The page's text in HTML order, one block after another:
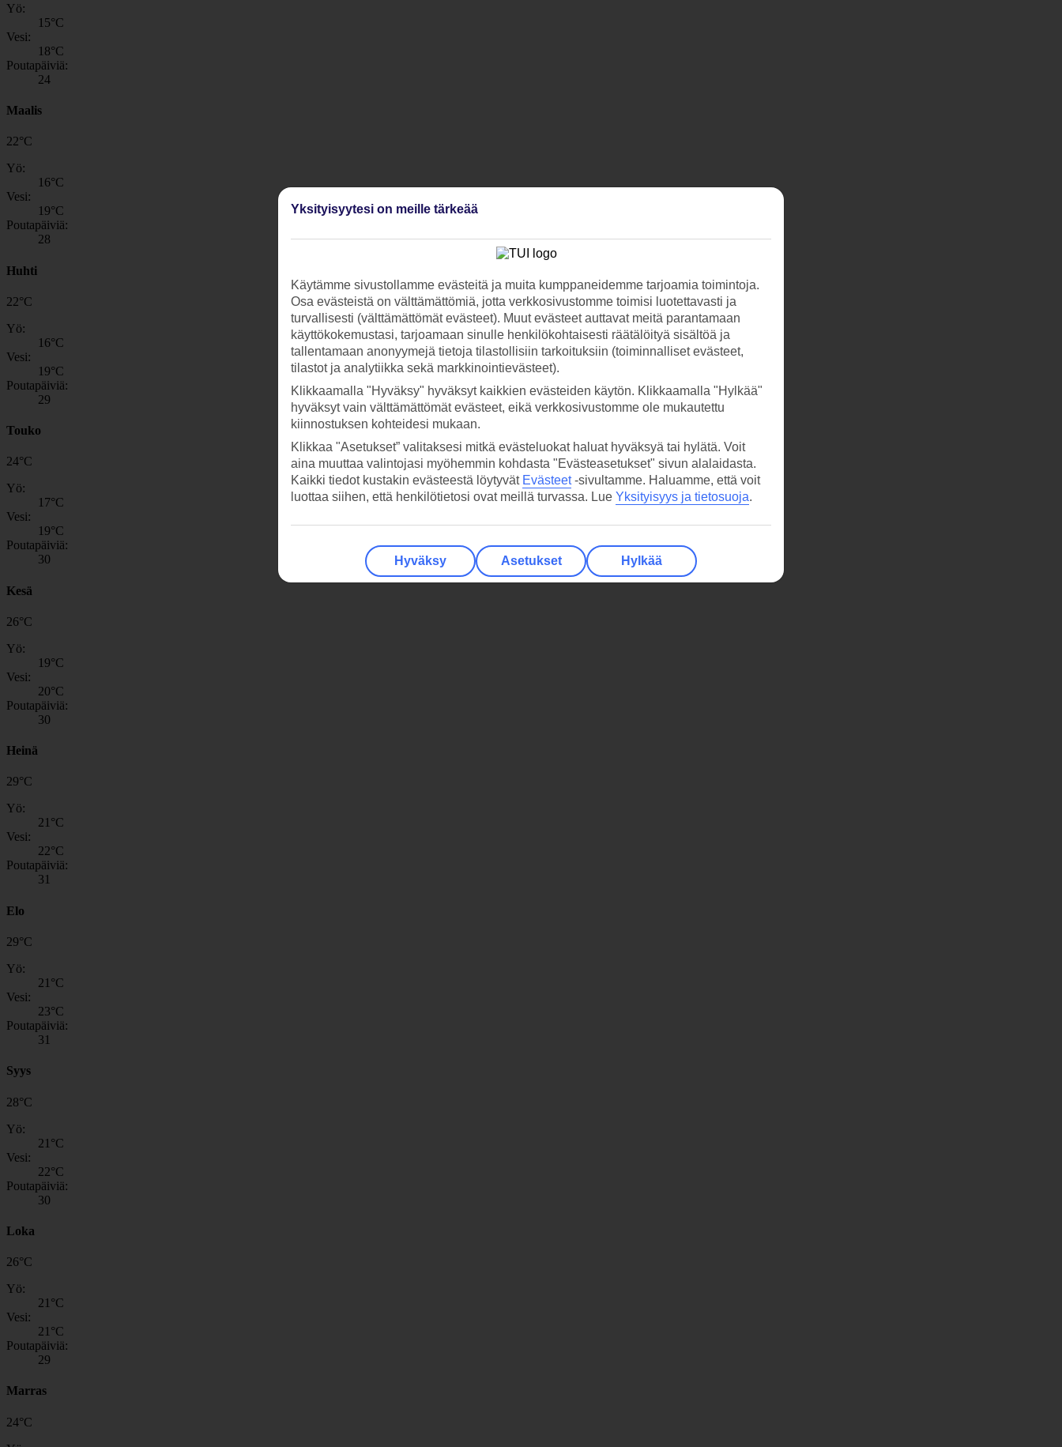
Yö:
15°C
Vesi:
18°C
Poutapäiviä:
24
Maalis
22°C
Yö:
16°C
Vesi:
19°C
Poutapäiviä:
28
Huhti
22°C
Yö:
16°C
Vesi:
19°C
Poutapäiviä:
29
Touko
24°C
Yö:
17°C
Vesi:
19°C
Poutapäiviä:
30
Kesä
26°C
Yö:
19°C
Vesi:
20°C
Poutapäiviä:
30
Heinä
29°C
Yö:
21°C
Vesi:
22°C
Poutapäiviä:
31
Elo
29°C
Yö:
21 °C
Vesi:
23°C
Poutapäiviä:
31
Syys
28°C
Yö:
21 °C
Vesi:
22°C
Poutapäiviä:
30
Loka
26°C
Yö:
21 °C
Vesi:
21 °C
Poutapäiviä:
29
Marras
24°C
Yksityisyytesi on meille tärkeää
Käytämme sivustollamme evästeitä ja muita kumppaneidemme tarjoamia toimintoja.
Osa evästeistä on välttämättömiä, jotta verkkosivustomme toimisi luotettavasti ja
turvallisesti (välttämättömät evästeet). Muut evästeet auttavat meitä parantamaan
käyttökokemustasi, tarjoamaan sinulle henkilökohtaisesti räätälöityä sisältöä ja
tallentamaan anonyymejä tietoja tilastollisiin tarkoituksiin (toiminnalliset evästeet,
tilastot ja analytiikka sekä markkinointievästeet).
Klikkaamalla "Hyväksy" hyväksyt kaikkien evästeiden käytön. Klikkaamalla "Hylkää"
hyväksyt vain välttämättömät evästeet, eikä verkkosivustomme ole mukautettu
kiinnostuksen kohteidesi mukaan.
Klikkaa "Asetukset” valitaksesi mitkä evästeluokat haluat hyväksyä tai hylätä. Voit
aina muuttaa valintojasi myöhemmin kohdasta "Evästeasetukset" sivun alalaidasta.
Kaikki tiedot kustakin evästeestä löytyvät Evästeet-sivultamme. Haluamme, että voit
luottaa siihen, että henkilötietosi ovat meillä turvassa. Lue Yksityisyys ja tietosuoja.
Hyväksy Asetukset Hylkää